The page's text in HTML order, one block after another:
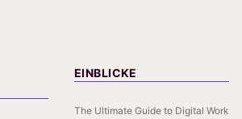
EINBLICKE
The Ultimate Guide to Digital Work